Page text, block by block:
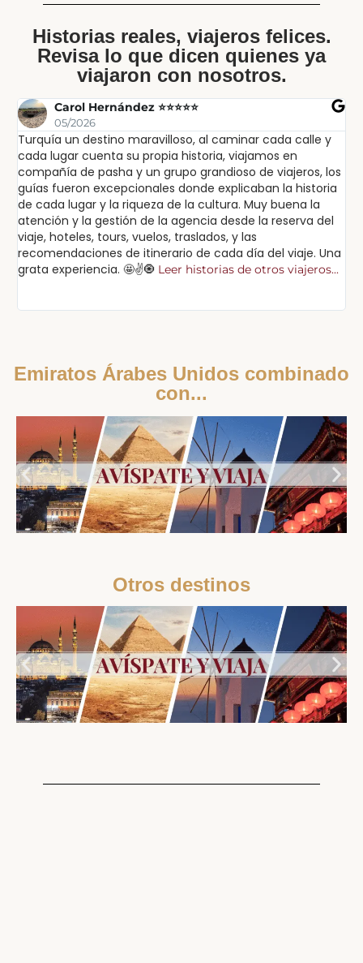
Historias reales, viajeros felices.
Revisa lo que dicen quienes ya
viajaron con nosotros.
Carol Hernández ⭐⭐⭐⭐⭐
05/2026
Turquía un destino maravilloso, al caminar cada calle y
cada lugar cuenta su propia historia, viajamos en
compañía de pasha y un grupo grandioso de viajeros, los
guías fueron excepcionales donde explicaban la historia
de cada lugar y la riqueza de la cultura. Muy buena la
atención y la gestión de la agencia desde la reserva del
viaje, hoteles, tours, vuelos, traslados, y las
recomendaciones de itinerario de cada día del viaje. Una
grata experiencia. 🤩✌️🧿 Leer historias de otros viajeros...
Emiratos Árabes Unidos combinado
con...
Otros destinos